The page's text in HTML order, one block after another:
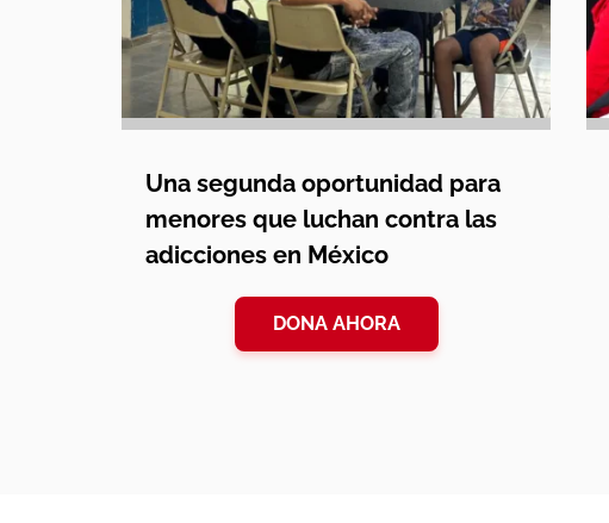
Una segunda oportunidad para
menores que luchan contra las
adicciones en México
DONA AHORA